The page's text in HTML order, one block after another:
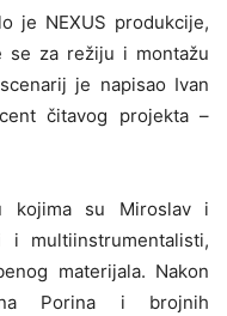
je NEXUS produkcije,
se za režiju i montažu
je napisao Ivan
čitavog projekta –
kojima su Miroslav i
multiinstrumentalisti,
materijala. Nakon
Porina i brojnih